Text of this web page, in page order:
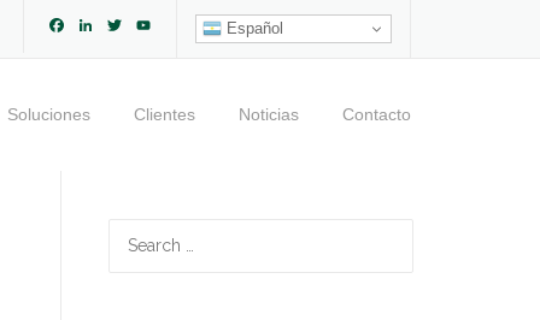
Español
Facebook
LinkedIn
TwitterYouTube
Channel
Soluciones Clientes Noticias Contacto